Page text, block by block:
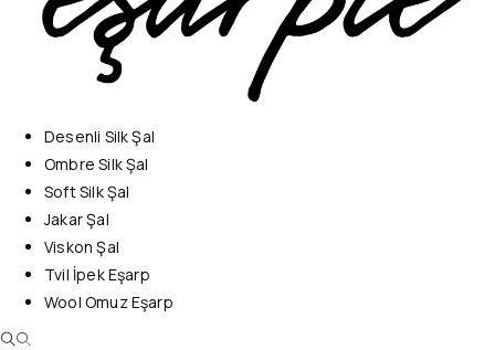
Desenli Silk Şal
Ombre Silk Şal
Soft Silk Şal
Jakar Şal
Viskon Şal
Tvil İpek Eşarp
Wool Omuz Eşarp